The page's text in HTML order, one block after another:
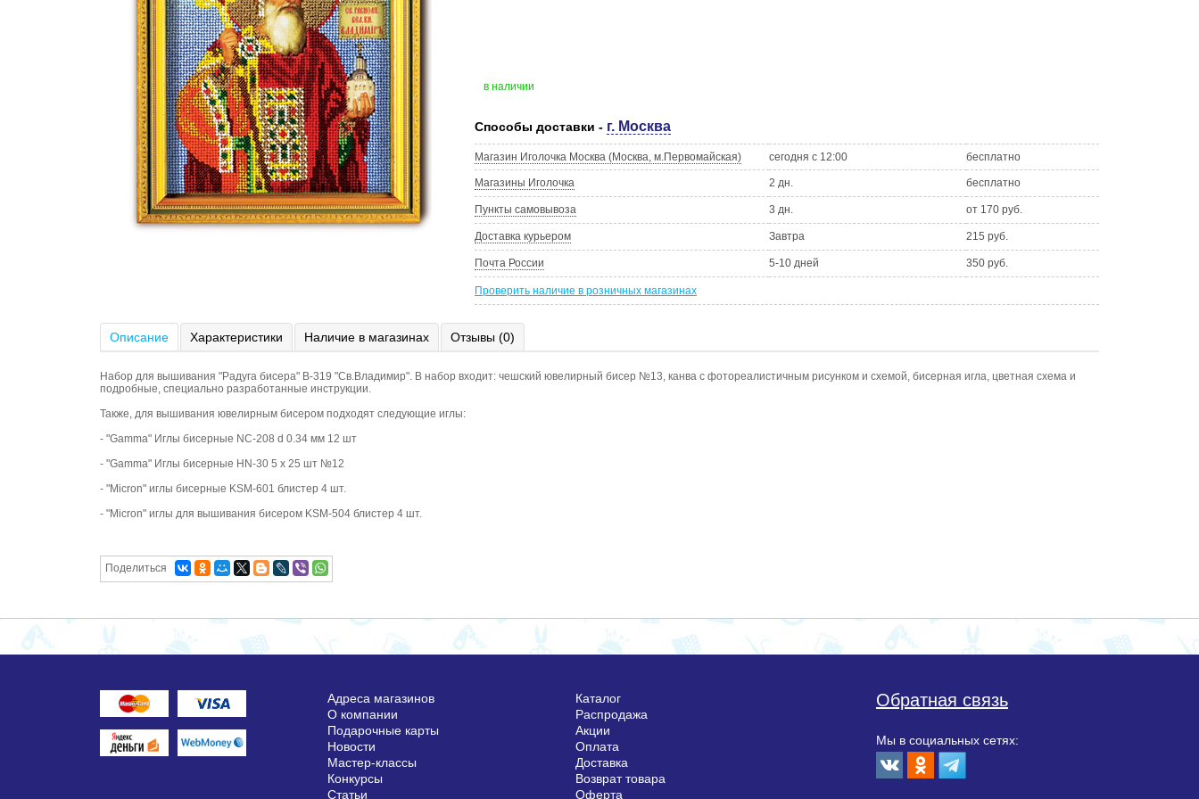
в наличии
Способы доставки - г. Москва
Магазин Иголочка Москва (Москва, м.Первомайская) сегодня с 12:00 бесплатно
Магазины Иголочка 2 дн. бесплатно
Пункты самовывоза 3 дн. от 170 руб.
Доставка курьером Завтра 215 руб.
Почта России 5-10 дней 350 руб.
Проверить наличие в розничных магазинах
Описание Характеристики Наличие в магазинах Отзывы (0)
Набор для вышивания "Радуга бисера" В-319 "Св.Владимир". В набор входит: чешский ювелирный бисер №13, канва с фотореалистичным рисунком и схемой, бисерная игла, цветная схема и
подробные, специально разработанные инструкции.
Также, для вышивания ювелирным бисером подходят следующие иглы:
- "Gamma" Иглы бисерные NC-208 d 0.34 мм 12 шт
- "Gamma" Иглы бисерные HN-30 5 х 25 шт №12
- "Micron" иглы бисерные KSM-601 блистер 4 шт.
- "Micron" иглы для вышивания бисером KSM-504 блистер 4 шт.
Поделиться
Адреса магазинов
О компании
Подарочные карты
Новости
Мастер-классы
Конкурсы
Статьи
Каталог
Распродажа
Акции
Оплата
Доставка
Возврат товара
Оферта
Обратная связь
Мы в социальных сетях: